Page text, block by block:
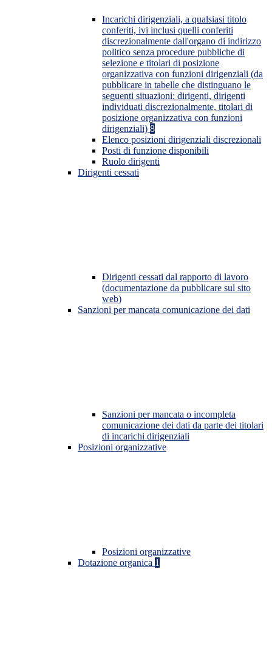
Incarichi dirigenziali, a qualsiasi titolo
conferiti, ivi inclusi quelli conferiti
discrezionalmente dall'organo di indirizzo
politico senza procedure pubbliche di
selezione e titolari di posizione
organizzativa con funzioni dirigenziali (da
pubblicare in tabelle che distinguano le
seguenti situazioni: dirigenti, dirigenti
individuati discrezionalmente, titolari di
posizione organizzativa con funzioni
dirigenziali) 8
Elenco posizioni dirigenziali discrezionali
Posti di funzione disponibili
Ruolo dirigenti
Dirigenti cessati
Dirigenti cessati dal rapporto di lavoro
(documentazione da pubblicare sul sito
web)
Sanzioni per mancata comunicazione dei dati
Sanzioni per mancata o incompleta
comunicazione dei dati da parte dei titolari
di incarichi dirigenziali
Posizioni organizzative
Posizioni organizzative
Dotazione organica 1